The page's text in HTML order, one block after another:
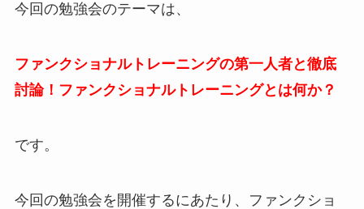
今回の勉強会のテーマは、
ファンクショナルトレーニングの第一人者と徹底
討論！ファンクショナルトレーニングとは何か？
です。
今回の勉強会を開催するにあたり、ファンクショ